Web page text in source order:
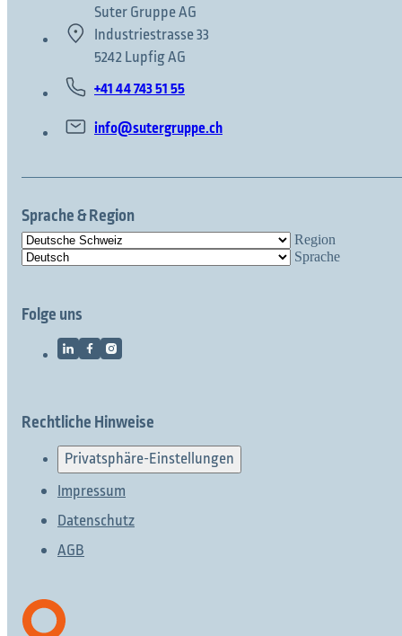
Suter Gruppe AG
Industriestrasse 33
5242 Lupfig AG
+41 44 743 51 55
info@sutergruppe.ch
Sprache & Region
Region
Sprache
Folge uns
Rechtliche Hinweise
Privatsphäre-Einstellungen
Impressum
Datenschutz
AGB